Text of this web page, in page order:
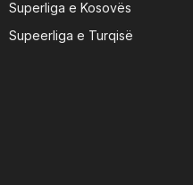
Superliga e Kosovës
Supeerliga e Turqisë